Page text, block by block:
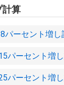
計算
8パーセント増し
パーセント増
パーセント増